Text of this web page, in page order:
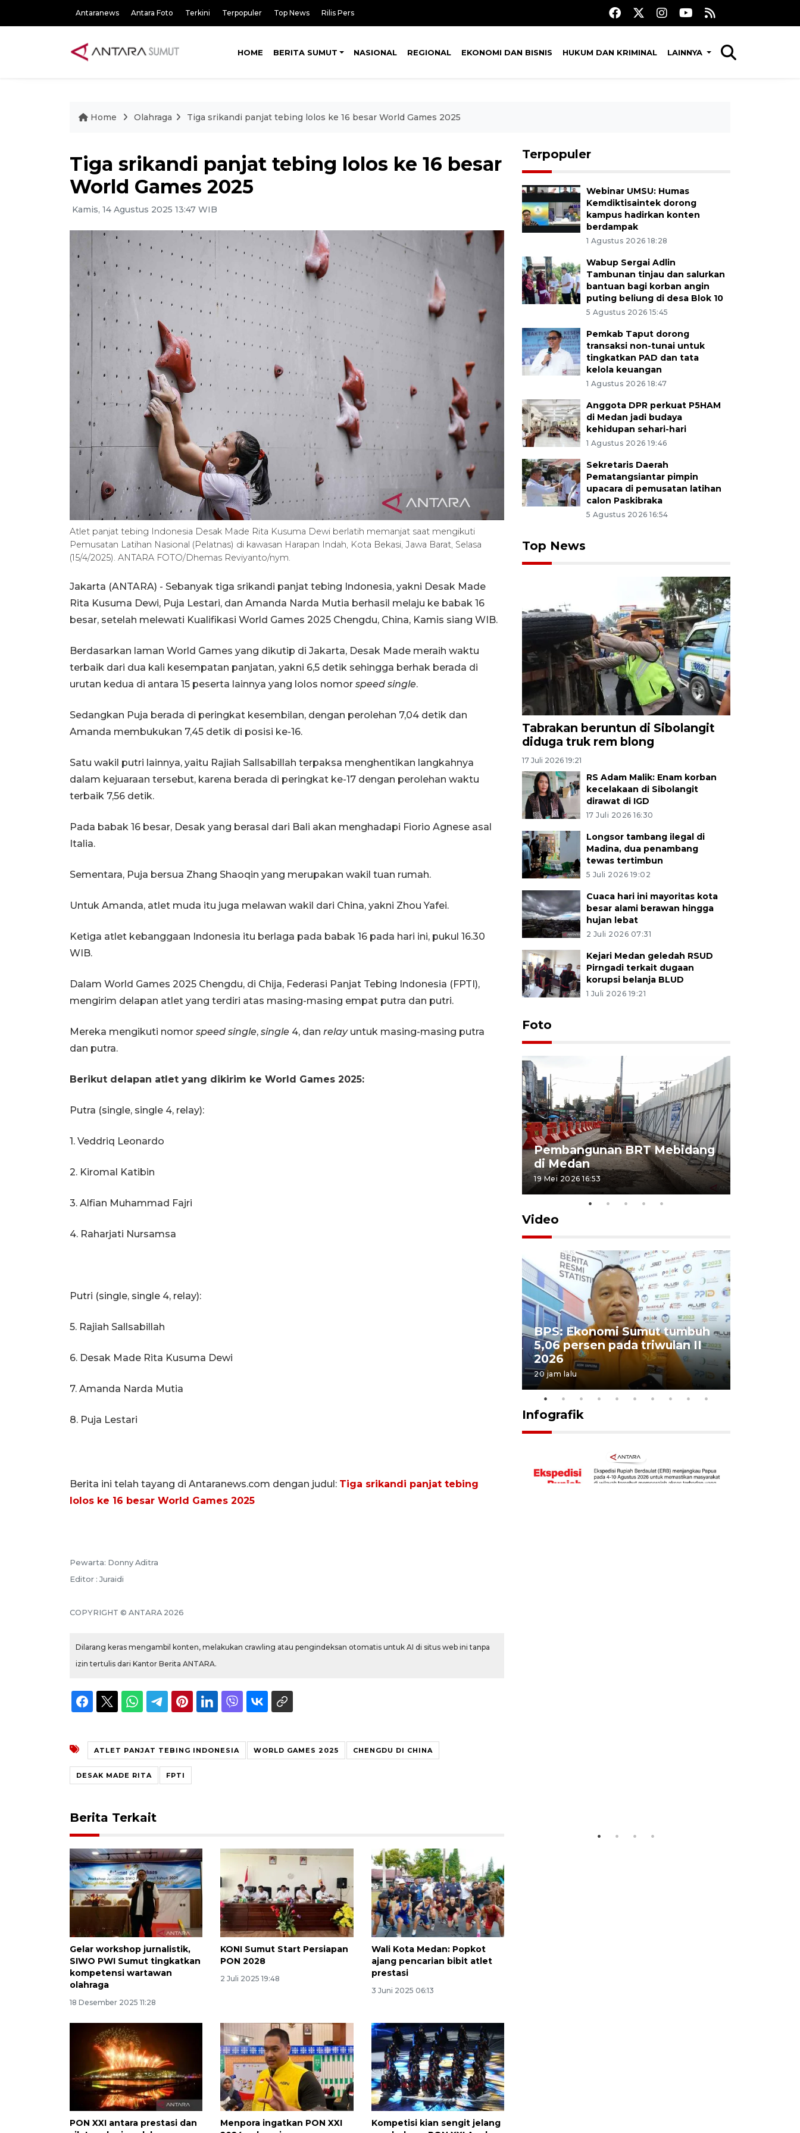
Antaranews Antara Foto Terkini Terpopuler Top News Rilis Pers
HOME BERITA SUMUT NASIONAL REGIONAL EKONOMI DAN BISNIS HUKUM DAN KRIMINAL LAINNYA
Home Olahraga Tiga srikandi panjat tebing lolos ke 16 besar World Games 2025
Tiga srikandi panjat tebing lolos ke 16 besar
World Games 2025
Kamis, 14 Agustus 2025 13:47 WIB
Atlet panjat tebing Indonesia Desak Made Rita Kusuma Dewi berlatih memanjat saat mengikuti
Pemusatan Latihan Nasional (Pelatnas) di kawasan Harapan Indah, Kota Bekasi, Jawa Barat, Selasa
(15/4/2025). ANTARA FOTO/Dhemas Reviyanto/nym.
Jakarta (ANTARA) - Sebanyak tiga srikandi panjat tebing Indonesia, yakni Desak Made
Rita Kusuma Dewi, Puja Lestari, dan Amanda Narda Mutia berhasil melaju ke babak 16
besar, setelah melewati Kualifikasi World Games 2025 Chengdu, China, Kamis siang WIB.
Berdasarkan laman World Games yang dikutip di Jakarta, Desak Made meraih waktu
terbaik dari dua kali kesempatan panjatan, yakni 6,5 detik sehingga berhak berada di
urutan kedua di antara 15 peserta lainnya yang lolos nomor speed single.
Sedangkan Puja berada di peringkat kesembilan, dengan perolehan 7,04 detik dan
Amanda membukukan 7,45 detik di posisi ke-16.
Satu wakil putri lainnya, yaitu Rajiah Sallsabillah terpaksa menghentikan langkahnya
dalam kejuaraan tersebut, karena berada di peringkat ke-17 dengan perolehan waktu
terbaik 7,56 detik.
Pada babak 16 besar, Desak yang berasal dari Bali akan menghadapi Fiorio Agnese asal
Italia.
Sementara, Puja bersua Zhang Shaoqin yang merupakan wakil tuan rumah.
Untuk Amanda, atlet muda itu juga melawan wakil dari China, yakni Zhou Yafei.
Ketiga atlet kebanggaan Indonesia itu berlaga pada babak 16 pada hari ini, pukul 16.30
WIB.
Dalam World Games 2025 Chengdu, di Chija, Federasi Panjat Tebing Indonesia (FPTI),
mengirim delapan atlet yang terdiri atas masing-masing empat putra dan putri.
Mereka mengikuti nomor speed single, single 4, dan relayuntuk masing-masing putra
dan putra.
Berikut delapan atlet yang dikirim ke World Games 2025:
Putra (single, single 4, relay):
1. Veddriq Leonardo
2. Kiromal Katibin
3.⁠ ⁠Alfian Muhammad Fajri
4.⁠ ⁠Raharjati Nursamsa
Putri (single, single 4, relay):
5.⁠ ⁠Rajiah Sallsabillah
6. ⁠Desak Made Rita Kusuma Dewi
7.⁠ ⁠Amanda Narda Mutia
8. ⁠Puja Lestari
Berita ini telah tayang di Antaranews.com dengan judul: Tiga srikandi panjat tebing
lolos ke 16 besar World Games 2025
Pewarta: Donny Aditra
Editor : Juraidi
COPYRIGHT © ANTARA 2026
Dilarang keras mengambil konten, melakukan crawling atau pengindeksan otomatis untuk AI di situs web ini tanpa
izin tertulis dari Kantor Berita ANTARA.
ATLET PANJAT TEBING INDONESIA WORLD GAMES 2025 CHENGDU DI CHINA
DESAK MADE RITA FPTI
Berita Terkait
Gelar workshop jurnalistik,
SIWO PWI Sumut tingkatkan
kompetensi wartawan
olahraga
18 Desember 2025 11:28
KONI Sumut Start Persiapan
PON 2028
2 Juli 2025 19:48
Wali Kota Medan: Popkot
ajang pencarian bibit atlet
prestasi
3 Juni 2025 06:13
PON XXI antara prestasi dan
Menpora ingatkan PON XXI
Kompetisi kian sengit jelang
Terpopuler
Webinar UMSU: Humas
Kemdiktisaintek dorong
kampus hadirkan konten
berdampak
1 Agustus 2026 18:28
Wabup Sergai Adlin
Tambunan tinjau dan salurkan
bantuan bagi korban angin
puting beliung di desa Blok 10
5 Agustus 2026 15:45
Pemkab Taput dorong
transaksi non-tunai untuk
tingkatkan PAD dan tata
kelola keuangan
1 Agustus 2026 18:47
Anggota DPR perkuat P5HAM
di Medan jadi budaya
kehidupan sehari-hari
1 Agustus 2026 19:46
Sekretaris Daerah
Pematangsiantar pimpin
upacara di pemusatan latihan
calon Paskibraka
5 Agustus 2026 16:54
Top News
Tabrakan beruntun di Sibolangit
diduga truk rem blong
17 Juli 2026 19:21
RS Adam Malik: Enam korban
kecelakaan di Sibolangit
dirawat di IGD
17 Juli 2026 16:30
Longsor tambang ilegal di
Madina, dua penambang
tewas tertimbun
5 Juli 2026 19:02
Cuaca hari ini mayoritas kota
besar alami berawan hingga
hujan lebat
2 Juli 2026 07:31
Kejari Medan geledah RSUD
Pirngadi terkait dugaan
korupsi belanja BLUD
1 Juli 2026 19:21
Foto
Pembangunan BRT Mebidang
di Medan
19 Mei 2026 16:53
Video
BPS: Ekonomi Sumut tumbuh
5,06 persen pada triwulan II
2026
20 jam lalu
Infografik